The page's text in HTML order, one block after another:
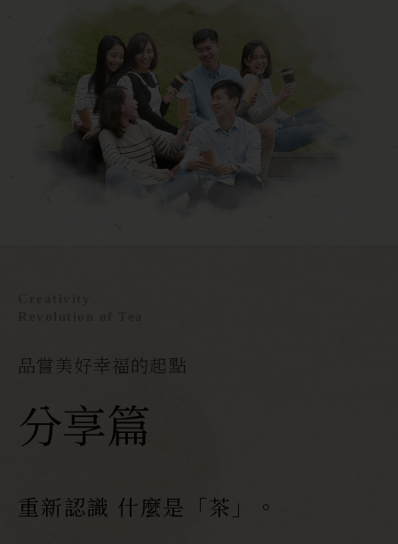
品嘗美好幸福的起點
分享篇
重新認識 什麼是「茶」。